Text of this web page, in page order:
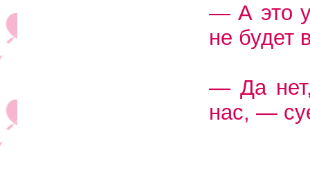
— А это
не будет
— Да
нас, —